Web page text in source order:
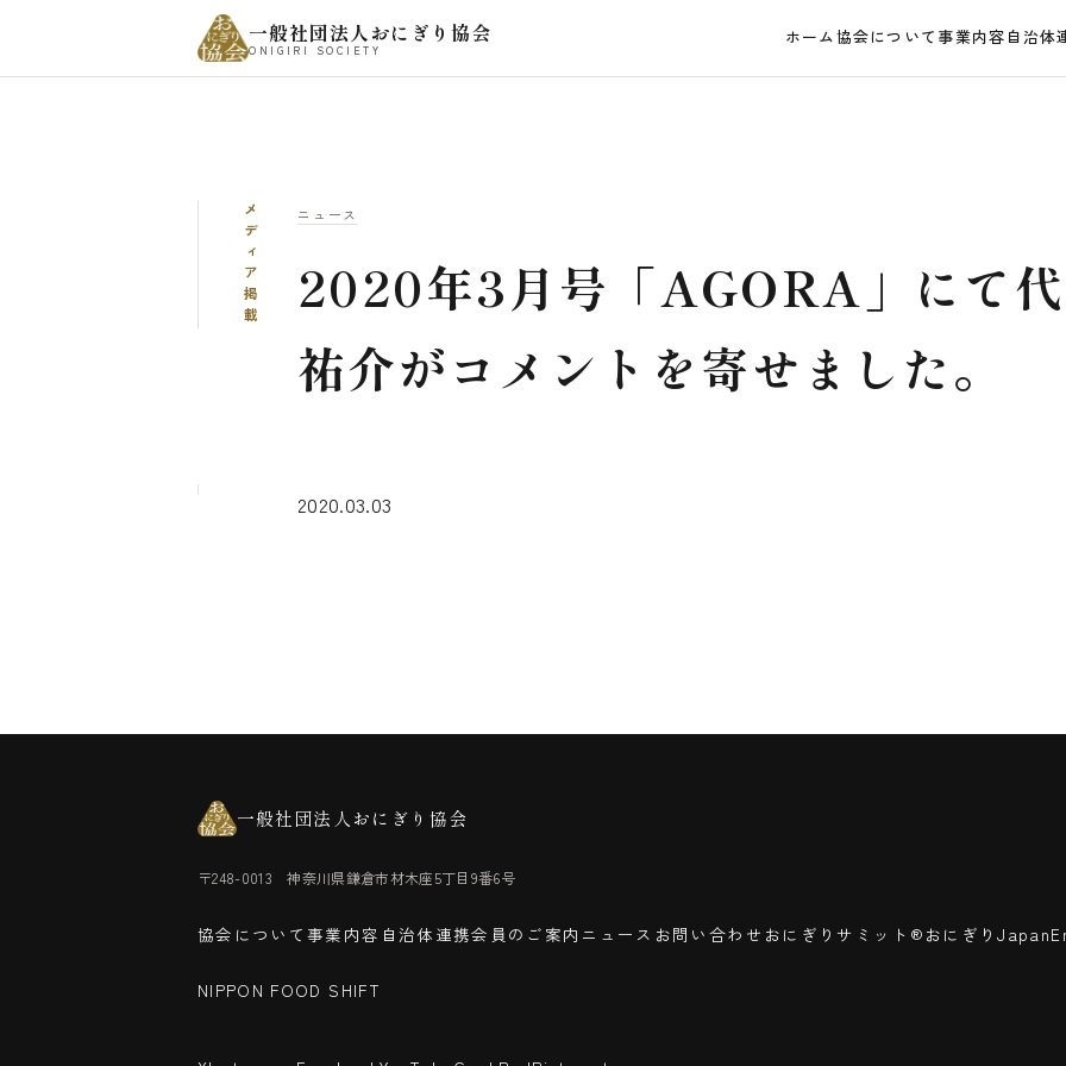
一般社団法人おにぎり協会
ONIGIRI SOCIETY
ホーム協会について 事業内容 自治体
メディア掲載 ニュース
2020年3月号「AGORA」にて
祐介がコメントを寄せました。
2020.03.03
一般社団法人おにぎり協会
〒248-0013 神奈川県鎌倉市材木座5丁目9番6号
協会について事業内容 自治体連携会員のご案内 ニュース お問い合わせ おにぎりサミット® おにぎりJapan
NIPPON FOOD SHIFT